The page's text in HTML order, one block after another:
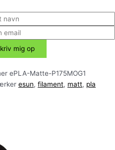
ePLA-Matte-P175MOG1
esun, filament, matt, pla